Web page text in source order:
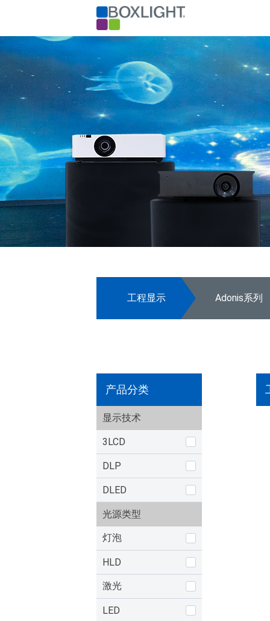
工程显示 Adonis系列
产品分类
显示技术
3LCD
DLP
DLED
光源类型
灯泡
HLD
激光
LED